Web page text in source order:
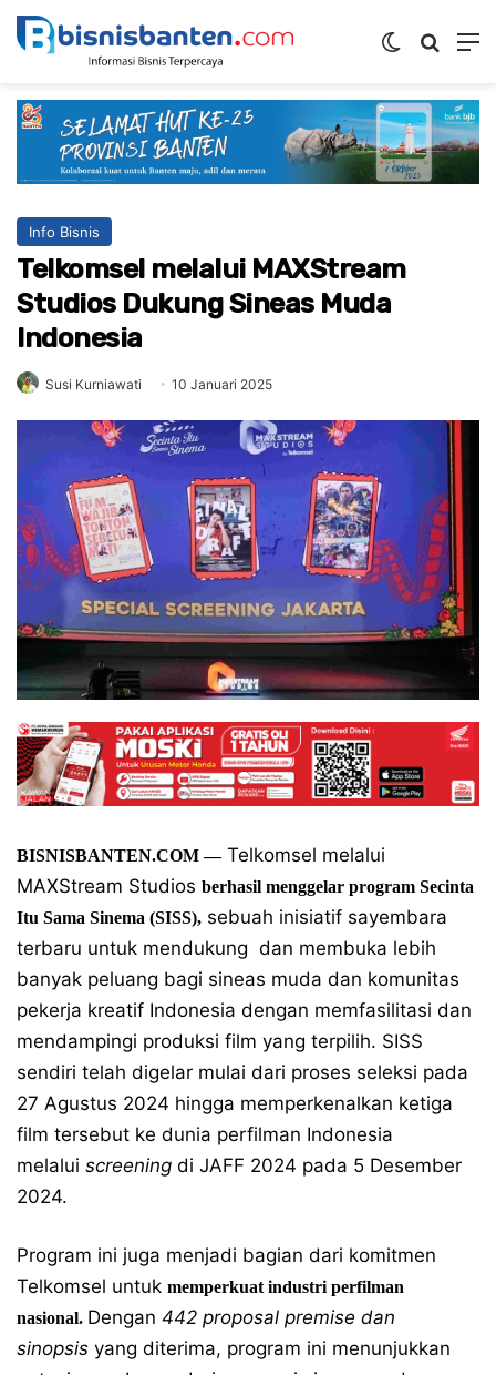
Switch skin
Info Bisnis
Telkomsel melalui MAXStream
Studios Dukung Sineas Muda
Indonesia
Susi Kurniawati 10 Januari 2025
BISNISBANTEN.COM—Telkomsel melalui
MAXStream Studios berhasil menggelar program Secinta
Itu Sama Sinema (SISS), sebuah inisiatif sayembara
terbaru untuk mendukung dan membuka lebih
banyak peluang bagi sineas muda dan komunitas
pekerja kreatif Indonesia dengan memfasilitasi dan
mendampingi produksi film yang terpilih. SISS
sendiri telah digelar mulai dari proses seleksi pada
27 Agustus 2024 hingga memperkenalkan ketiga
film tersebut ke dunia perfilman Indonesia
melalui screening di JAFF 2024 pada 5 Desember
2024.
Program ini juga menjadi bagian dari komitmen
Telkomsel untuk memperkuat industri perfilman
nasional. Dengan 442 proposal premise dan
sinopsis yang diterima, program ini menunjukkan